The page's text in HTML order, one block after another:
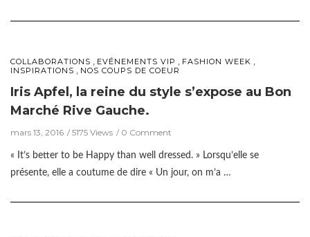
COLLABORATIONS EVÉNEMENTS VIP FASHION WEEK
INSPIRATIONS NOS COUPS DE COEUR
Iris Apfel, la reine du style s’expose au Bon
Marché Rive Gauche.
mars 13, 2016 5175 Views 0 Comment
« It’s better to be Happy than well dressed. » Lorsqu’elle se
présente, elle a coutume de dire « Un jour, on m’a …